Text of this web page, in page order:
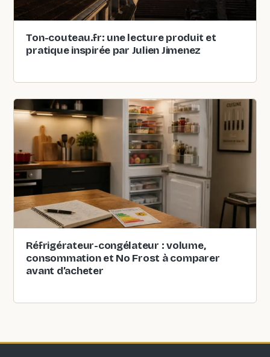
Ton-couteau.fr: une lecture produit et
pratique inspirée par Julien Jimenez
Réfrigérateur-congélateur : volume,
consommation et No Frost à comparer
avant d’acheter